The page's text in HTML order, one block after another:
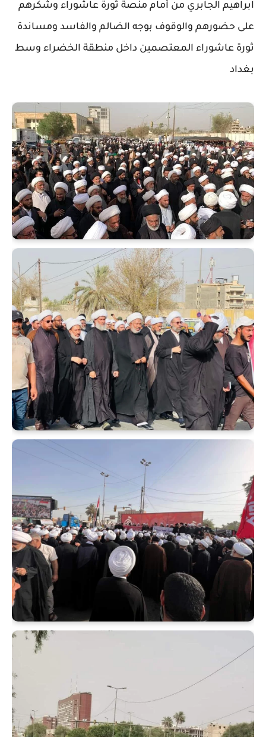
ابراهيم الجابري من أمام منصة ثورة عاشوراء وشكرهم
على حضورهم والوقوف بوجه الضالم والفاسد ومساندة
ثورة عاشوراء المعتصمين داخل منطقة الخضراء وسط
بغداد